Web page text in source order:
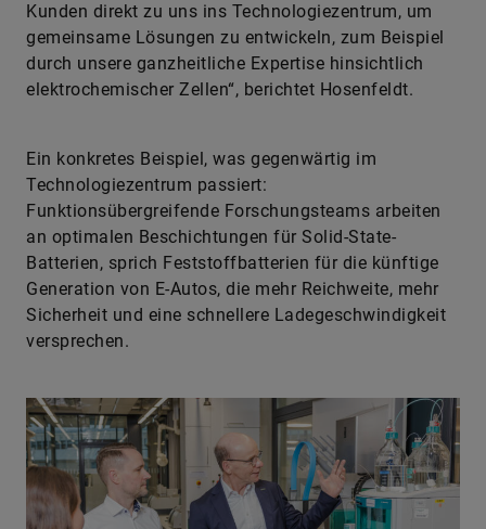
Kunden direkt zu uns ins Technologiezentrum, um
gemeinsame Lösungen zu entwickeln, zum Beispiel
durch unsere ganzheitliche Expertise hinsichtlich
elektrochemischer Zellen“, berichtet Hosenfeldt.
Ein konkretes Beispiel, was gegenwärtig im
Technologiezentrum passiert:
Funktionsübergreifende Forschungsteams arbeiten
an optimalen Beschichtungen für Solid-State-
Batterien, sprich Feststoffbatterien für die künftige
Generation von E-Autos, die mehr Reichweite, mehr
Sicherheit und eine schnellere Ladegeschwindigkeit
versprechen.